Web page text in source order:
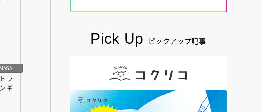
ラ
ギ
Pick Up ピックアップ記事